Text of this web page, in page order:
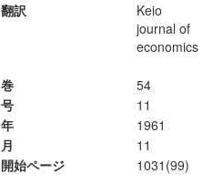
翻訳
Keio
journal of
economics
巻
54
号
11
年
1961
月
11
開始ページ
1031(99)